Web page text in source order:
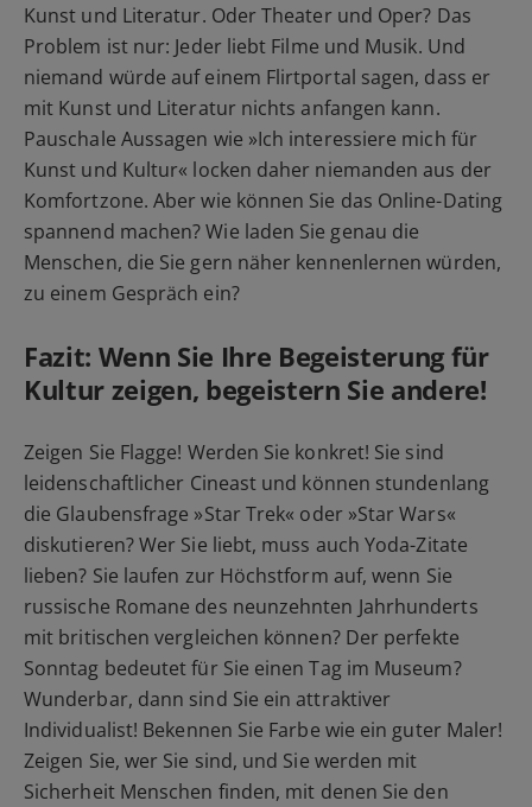
Kunst und Literatur. Oder Theater und Oper? Das
Problem ist nur: Jeder liebt Filme und Musik. Und
niemand würde auf einem Flirtportal sagen, dass er
mit Kunst und Literatur nichts anfangen kann.
Pauschale Aussagen wie »Ich interessiere mich für
Kunst und Kultur« locken daher niemanden aus der
Komfortzone. Aber wie können Sie das Online-Dating
spannend machen? Wie laden Sie genau die
Menschen, die Sie gern näher kennenlernen würden,
zu einem Gespräch ein?
Fazit: Wenn Sie Ihre Begeisterung für
Kultur zeigen, begeistern Sie andere!
Zeigen Sie Flagge! Werden Sie konkret! Sie sind
leidenschaftlicher Cineast und können stundenlang
die Glaubensfrage »Star Trek« oder »Star Wars«
diskutieren? Wer Sie liebt, muss auch Yoda-Zitate
lieben? Sie laufen zur Höchstform auf, wenn Sie
russische Romane des neunzehnten Jahrhunderts
mit britischen vergleichen können? Der perfekte
Sonntag bedeutet für Sie einen Tag im Museum?
Wunderbar, dann sind Sie ein attraktiver
Individualist! Bekennen Sie Farbe wie ein guter Maler!
Zeigen Sie, wer Sie sind, und Sie werden mit
Sicherheit Menschen finden, mit denen Sie den